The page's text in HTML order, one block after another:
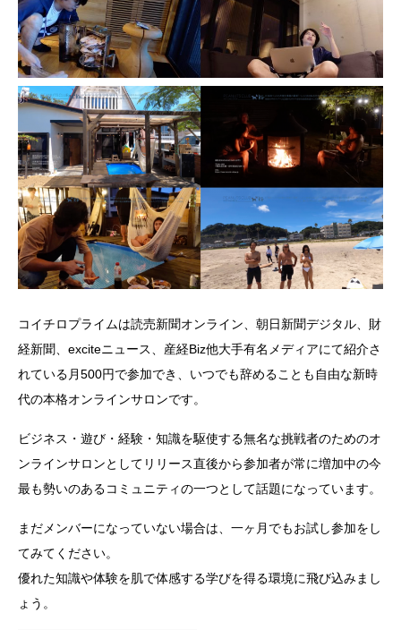
コイチロプライムは読売新聞オンライン、朝日新聞デジタル、財
経新聞、exciteニュース、産経Biz他大手有名メディアにて紹介さ
れている月500円で参加でき、いつでも辞めることも自由な新時
代の本格オンラインサロンです。
ビジネス・遊び・経験・知識を駆使する無名な挑戦者のためのオ
ンラインサロンとしてリリース直後から参加者が常に増加中の今
最も勢いのあるコミュニティの一つとして話題になっています。
まだメンバーになっていない場合は、一ヶ月でもお試し参加をし
てみてください。
優れた知識や体験を肌で体感する学びを得る環境に飛び込みまし
ょう。